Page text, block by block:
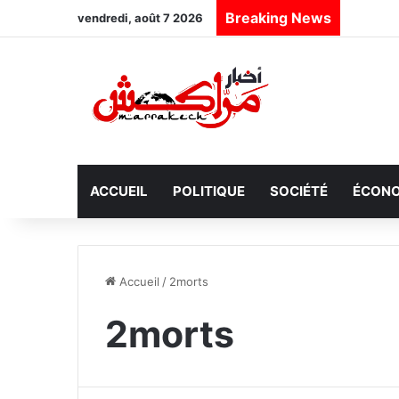
vendredi, août 7 2026 Breaking News
ACCUEIL POLITIQUE SOCIÉTÉ
Accueil / 2morts
2morts